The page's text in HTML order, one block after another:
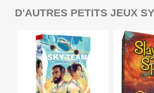
D'AUTRES PETITS JEUX